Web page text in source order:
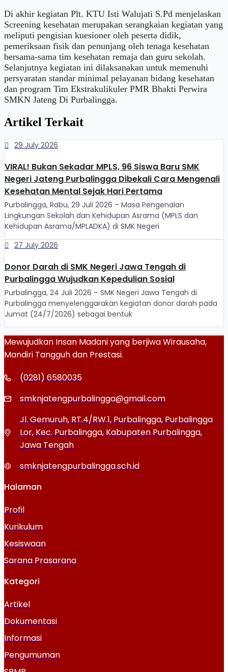
Di akhir kegiatan Plt. KTU Isti Walujati S.Pd menjelaskan
Screening kesehatan merupakan serangkaian kegiatan yang
meliputi pengisian kuesioner oleh peserta didik,
pemeriksaan fisik dan penunjang oleh tenaga kesehatan
bersama-sama tim kesehatan remaja dan guru sekolah.
Selanjutnya kegiatan ini dilaksanakan untuk memenuhi
persyaratan standar minimal pelayanan bidang kesehatan
dan program Tim Ekstrakulikuler PMR Bhakti Perwira
SMKN Jateng Di Purbalingga.
Artikel Terkait
29 July 2026
VIRAL! Bukan Sekadar MPLS, 96 Siswa Baru SMK
Negeri Jateng Purbalingga Dibekali Cara Mengenali
Kesehatan Mental Sejak Hari Pertama
Purbalingga, Rabu, 29 Juli 2026 – Masa Pengenalan
Lingkungan Sekolah dan Kehidupan Asrama (MPLS dan
Kehidupan Asrama/MPLADKA) di SMK Negeri
27 July 2026
Donor Darah di SMK Negeri Jawa Tengah di
Purbalingga Wujudkan Kepedulian Sosial
Purbalingga, 24 Juli 2026 – SMK Negeri Jawa Tengah di
Purbalingga menyelenggarakan kegiatan donor darah pada
Jumat (24/7/2026) sebagai bentuk
Mewujudkan Insan Madani yang berjiwa Wirausaha,
Mandiri Tangguh dan Prestasi.
(0281) 6580035
smknjatengpurbalingga@gmail.com
Jl. Gemuruh, RT.4/RW.1, Purbalingga, Purbalingga
Lor, Kec. Purbalingga, Kabupaten Purbalingga,
Jawa Tengah
smknjatengpurbalingga.sch.id
Halaman
Profil
Kurikulum
Kesiswaan
Sarana Prasarana
Kategori
Artikel
Dokumentasi
Informasi
Pengumuman